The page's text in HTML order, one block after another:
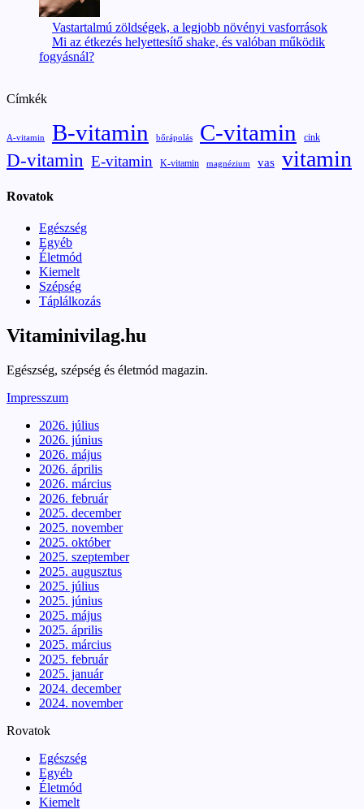
Vastartalmú zöldségek, a legjobb növényi vasforrások
Mi az étkezés helyettesítő shake, és valóban működik
fogyásnál?
Címkék
A-vitamin B-vitamin bőrápolás C-vitamin cink
D-vitamin E-vitamin K-vitamin magnézium vas vitamin
Rovatok
Egészség
Egyéb
Életmód
Kiemelt
Szépség
Táplálkozás
Vitaminivilag.hu
Egészség, szépség és életmód magazin.
Impresszum
2026. július
2026. június
2026. május
2026. április
2026. március
2026. február
2025. december
2025. november
2025. október
2025. szeptember
2025. augusztus
2025. július
2025. június
2025. május
2025. április
2025. március
2025. február
2025. január
2024. december
2024. november
Rovatok
Egészség
Egyéb
Életmód
Kiemelt